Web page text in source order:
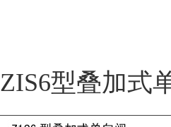
ZIS6型叠加式